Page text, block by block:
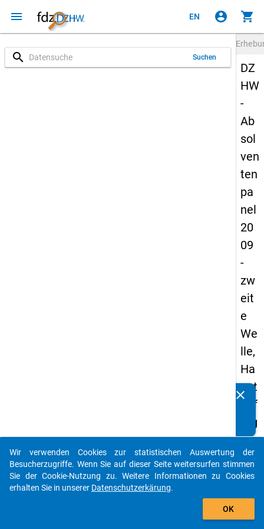
menu EN account_circle shopping_cart
search Suchen
DZ
HW
-
Ab
sol
ven
ten
pa
nel
20
09
-
zw
eit
e
We
lle,
Ha
upt
bef
rag
un
g
2
clear
auto_stories
add_shopping_cart
Wir verwenden Cookies zur statistischen Auswertung der
Besucherzugriffe. Wenn Sie auf dieser Seite weitersurfen stimmen
Sie der Cookie-Nutzung zu. Weitere Informationen zu Cookies
erhalten Sie in unserer Datenschutzerkärung.
OK